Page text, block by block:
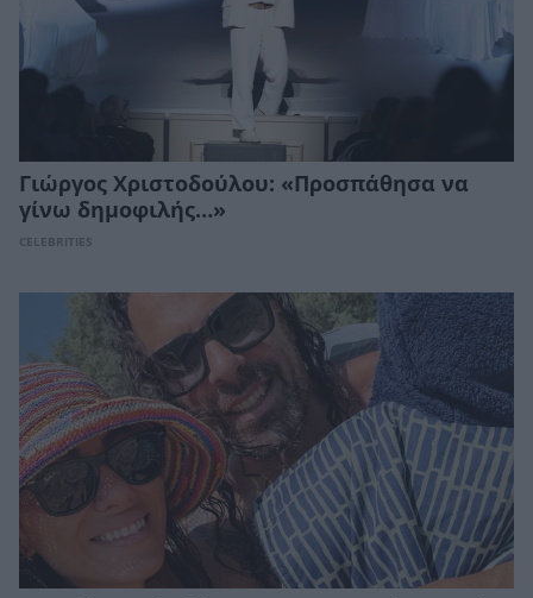
Γιώργος Χριστοδούλου: «Προσπάθησα να
γίνω δημοφιλής…»
CELEBRITIES